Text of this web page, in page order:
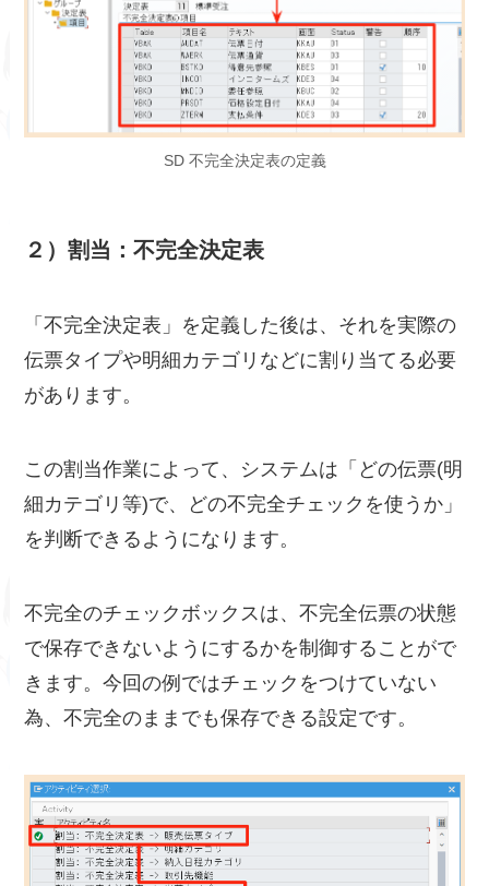
SD 不完全決定表の定義
２）割当：不完全決定表
「不完全決定表」を定義した後は、それを実際の
伝票タイプや明細カテゴリなどに割り当てる必要
があります。
この割当作業によって、システムは「どの伝票(明
細カテゴリ等)で、どの不完全チェックを使うか」
を判断できるようになります。
不完全のチェックボックスは、不完全伝票の状態
で保存できないようにするかを制御することがで
きます。今回の例ではチェックをつけていない
為、不完全のままでも保存できる設定です。